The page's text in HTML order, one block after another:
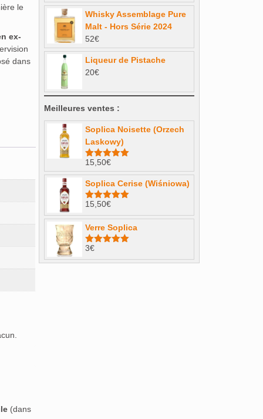
le
ex-
dans
(dans
Whisky Assemblage Pure
Malt - Hors Série 2024
52€
Liqueur de Pistache
20€
Meilleures ventes :
Soplica Noisette (Orzech
Laskowy)
Note4.98
sur 5
15,50€
Soplica Cerise (Wiśniowa)
Note5.00
sur 5
15,50€
Verre Soplica
Note
sur 5
3€